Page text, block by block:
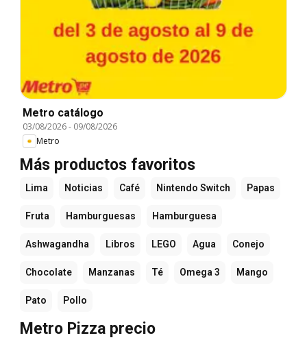
Metro catálogo
03/08/2026- 09/08/2026
Metro
Más productos favoritos
Lima Noticias Café Nintendo Switch Papas
Fruta Hamburguesas Hamburguesa
Ashwagandha Libros LEGO Agua Conejo
Chocolate Manzanas Té Omega 3 Mango
Pato Pollo
Metro Pizza precio